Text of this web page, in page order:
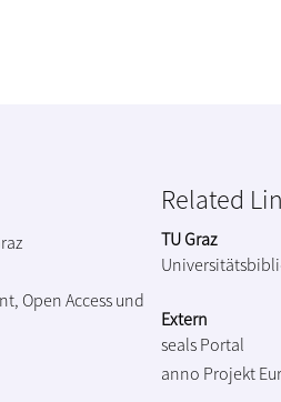
Open Access und
Related
TU Graz
Extern
seals Portal
anno Projekt